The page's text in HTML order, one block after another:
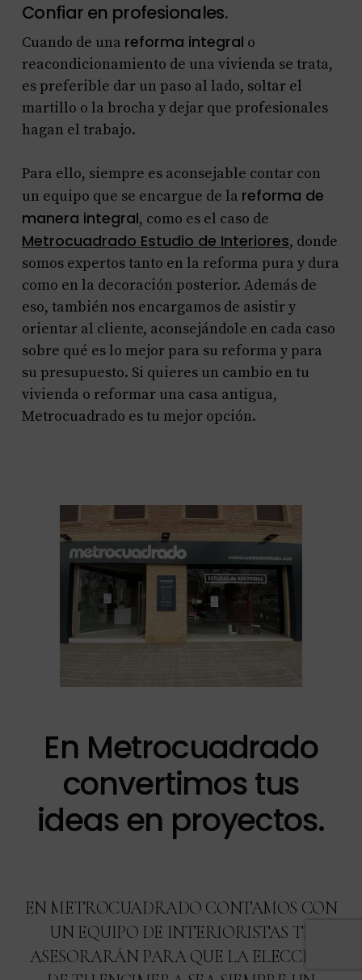
Confiar en profesionales.
Cuando de una reforma integral o
reacondicionamiento de una vivienda se trata,
es preferible dar un paso al lado, soltar el
martillo o la brocha y dejar que profesionales
hagan el trabajo.
Para ello, siempre es aconsejable contar con
un equipo que se encargue de la reforma de
manera integral, como es el caso de
Metrocuadrado Estudio de Interiores, donde
somos expertos tanto en la reforma pura y dura
como en la decoración posterior. Además de
eso, también nos encargamos de asistir y
orientar al cliente, aconsejándole en cada caso
sobre qué es lo mejor para su reforma y para
su presupuesto. Si quieres un cambio en tu
vivienda o reformar una casa antigua,
Metrocuadrado es tu mejor opción.
En Metrocuadrado
convertimos tus
ideas en proyectos.
EN METROCUADRADO CONTAMOS CON
UN EQUIPO DE INTERIORISTAS TE
ASESORARÁN PARA QUE LA ELECCIÓN